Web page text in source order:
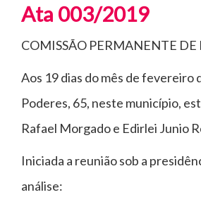
Ata 003/2019
COMISSÃO PERMANENTE
Aos 19 dias do mês de fevereiro
Poderes, 65, neste município,
Rafael Morgado e Edirlei Junio
Iniciada a reunião sob a
análise: